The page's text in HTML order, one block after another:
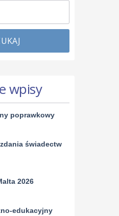
wpisy
poprawkowy
świadectw
2026
edukacyjny